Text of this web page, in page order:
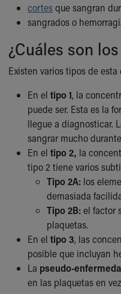
cortesque sangran
sangrados o
¿Cuáles son
Existen varios tipos de esta
En el tipo 1, la
puede ser. Esta es la
llegue a diagnosticar.
sangrar mucho
En el tipo 2, la
tipo 2 tiene varios
Tipo 2A: los
demasiada
Tipo 2B:el factor
plaquetas.
En el tipo 3, las
posible que incluyan
La pseudo-
en las plaquetas en